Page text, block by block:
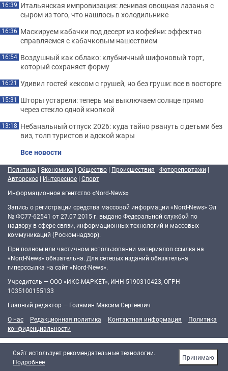
16:39 Итальянская импровизация: ленивая овощная лазанья с
сыром из того, что нашлось в холодильнике
16:36 Маскируем кабачки под десерт из кофейни: эффектно
справляемся с кабачковым нашествием
16:54 Воздушный как облако: клубничный шифоновый торт,
который сохраняет форму
16:21 Удивил гостей кексом с грушей, но без груши: все в восторге
15:31 Шторы устарели: теперь мы выключаем солнце прямо
через стекло одной кнопкой
13:18 Небанальный отпуск 2026: куда тайно рвануть с детьми без
виз, толп туристов и адской жары
Все новости
Политика | Экономика | Общество | Происшествия | Фоторепортажи |
Авторское | Интересное | Спорт
Информационное агентство «Nord-News»
Запись о регистрации средства массовой информации «Nord-News» Эл
№ ФС77-62541 от 27.07.2015 г. выдано Федеральной службой по
надзору в сфере связи, информационных технологий и массовых
коммуникаций (Роскомнадзор).
При полном или частичном использовании материалов ссылка на
«Nord-News» обязательна. Для сетевых изданий обязательна
гиперссылка на сайт «Nord-News».
Учредитель — ООО «ИКС-МАРКЕТ», ИНН 5190310423, ОГРН
1035100155133
Главный редактор — Голямин Максим Сергеевич
О нас
Редакционная политика Контактная информация
Политика
конфиденциальности
Cайт использует рекомендательные технологии.
Подробнее
Принимаю